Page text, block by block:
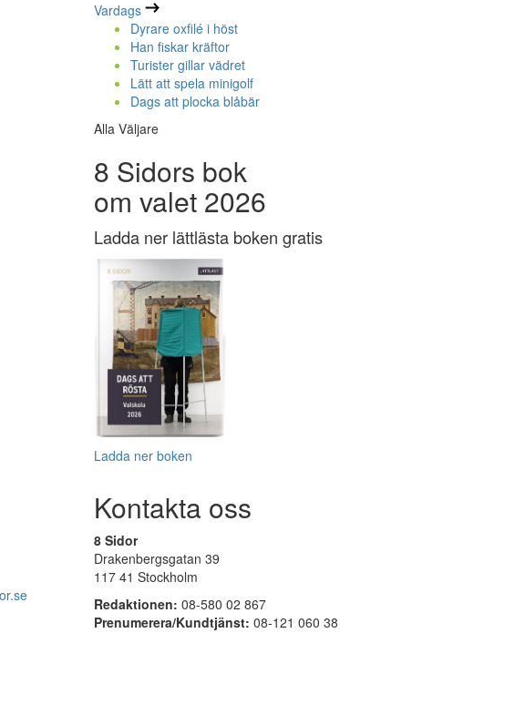
Vardags
Dyrare oxfilé i höst
Han fiskar kräftor
Turister gillar vädret
Lätt att spela minigolf
Dags att plocka blåbär
Alla Väljare
8 Sidors bok
om valet 2026
Ladda ner lättlästa boken gratis
Ladda ner boken
Kontakta oss
8 Sidor
Drakenbergsgatan 39
117 41 Stockholm
Redaktionen: 08-580 02 867
Prenumerera/Kundtjänst: 08-121 060 38